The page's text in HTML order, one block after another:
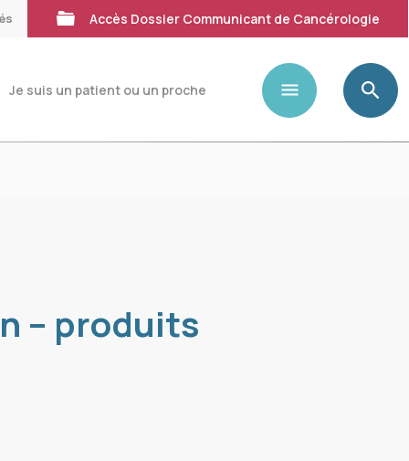
Accès Dossier Communicant de Cancérologie
Je suis un patient ou un proche
– produits